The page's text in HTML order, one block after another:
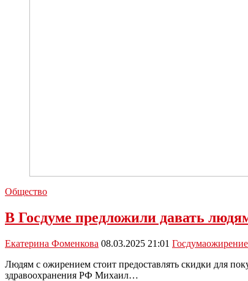
Общество
В Госдуме предложили давать
Екатерина Фоменкова 08.03.2025 21:01 Госдумаожирение
Людям с ожирением стоит предоставлять скидки для
здравоохранения РФ Михаил…